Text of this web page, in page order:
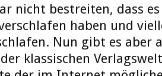
nicht bestreiten, dass
haben und
Nun gibt es aber
klassischen